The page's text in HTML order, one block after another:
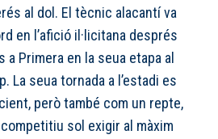
al dol. El tècnic alacantí va
en l’afició il·licitana després
Primera en la seua etapa al
La seua tornada a l’estadi es
però també com un repte,
sol exigir al màxim